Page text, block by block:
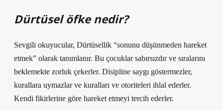
Dürtüsel öfke nedir?
Sevgili okuyucular, Dürtüsellik “sonunu düşünmeden hareket
etmek” olarak tanımlanır. Bu çocuklar sabırsızdır ve sıralarını
beklemekte zorluk çekerler. Disipline saygı göstermezler,
kurallara uymazlar ve kuralları ve otoriteleri ihlal ederler.
Kendi fikirlerine göre hareket etmeyi tercih ederler.